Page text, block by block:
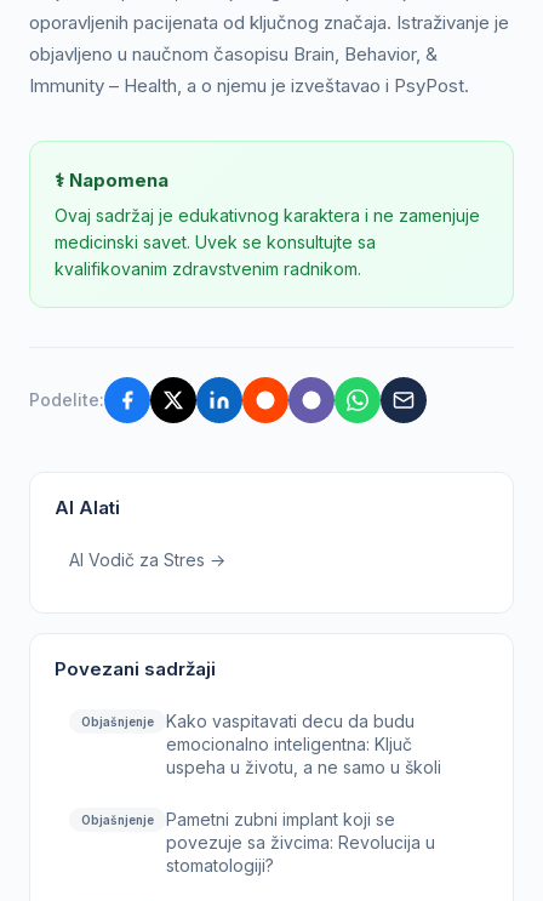
oporavljenih pacijenata od ključnog značaja. Istraživanje je
objavljeno u naučnom časopisu Brain, Behavior, &
Immunity – Health, a o njemu je izveštavao i PsyPost.
⚕️ Napomena
Ovaj sadržaj je edukativnog karaktera i ne zamenjuje
medicinski savet. Uvek se konsultujte sa
kvalifikovanim zdravstvenim radnikom.
Podelite:
AI Alati
AI Vodič za Stres →
Povezani sadržaji
Objašnjenje
Kako vaspitavati decu da budu
emocionalno inteligentna: Ključ
uspeha u životu, a ne samo u školi
Objašnjenje
Pametni zubni implant koji se
povezuje sa živcima: Revolucija u
stomatologiji?